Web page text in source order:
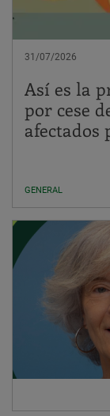
31/07/2026
Así es la
por cese
afectados
GENERAL